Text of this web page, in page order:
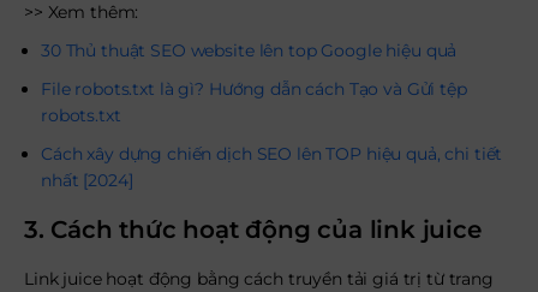
>> Xem thêm:
30 Thủ thuật SEO website lên top Google hiệu quả
File robots.txt là gì? Hướng dẫn cách Tạo và Gửi tệp
robots.txt
Cách xây dựng chiến dịch SEO lên TOP hiệu quả, chi tiết
nhất [2024]
3. Cách thức hoạt động của link juice
Link juice hoạt động bằng cách truyền tải giá trị từ trang